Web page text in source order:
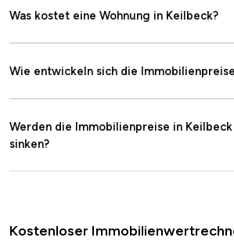
Was kostet eine Wohnung in Keilbeck?
Wie entwickeln sich die
Werden die Immobilienpreise in
sinken?
Kostenloser